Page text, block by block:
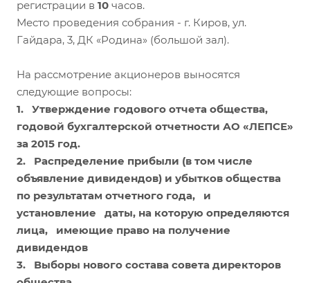
регистрации в 10 часов.
Место проведения собрания - г. Киров, ул.
Гайдара, 3, ДК «Родина» (большой зал).
На рассмотрение акционеров выносятся
следующие вопросы:
1. Утверждение годового отчета общества,
годовой бухгалтерской отчетности АО «ЛЕПСЕ»
за 2015 год.
2. Распределение прибыли (в том числе
объявление дивидендов) и убытков общества
по результатам отчетного года, и
установление даты, на которую определяются
лица, имеющие право на получение
дивидендов
3. Выборы нового состава совета директоров